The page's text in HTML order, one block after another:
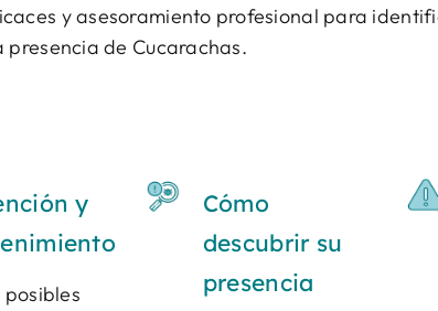
y asesoramiento profesional para
de Cucarachas.
y
Cómo
descubrir su
presencia